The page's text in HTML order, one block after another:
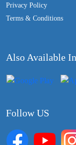
Privacy Policy
Terms & Conditions
Also Available In
Follow US